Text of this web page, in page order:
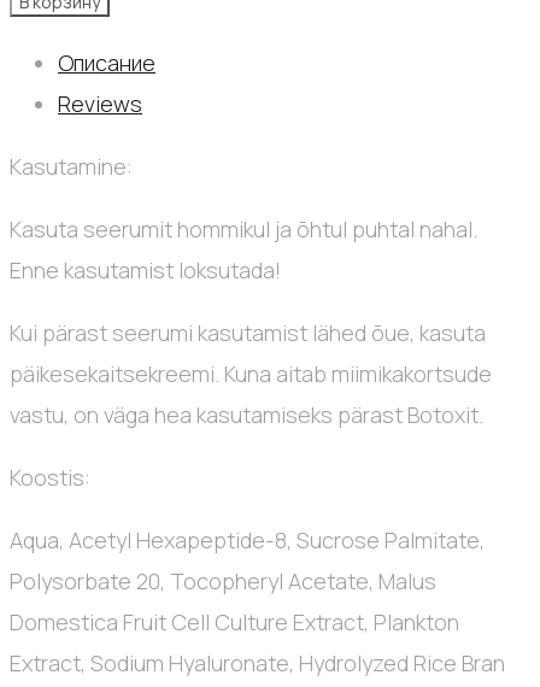
Описание
Reviews
Kasutamine:
Kasuta seerumit hommikul ja õhtul puhtal nahal.
Enne kasutamist loksutada!
Kui pärast seerumi kasutamist lähed õue, kasuta
päikesekaitsekreemi. Kuna aitab miimikakortsude
vastu, on väga hea kasutamiseks pärast Botoxit.
Koostis:
Aqua, Acetyl Hexapeptide-8, Sucrose Palmitate,
Polysorbate 20, Tocopheryl Acetate, Malus
Domestica Fruit Cell Culture Extract, Plankton
Extract, Sodium Hyaluronate, Hydrolyzed Rice Bran